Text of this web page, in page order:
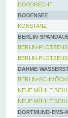
DORDRECHT
BODENSEE
KONSTANZ
BERLIN-
BERLIN-
BERLIN-
DAHME-
BERLIN-
NEUE MÜHLE
NEUE MÜHLE
DORTMUND-EMS-